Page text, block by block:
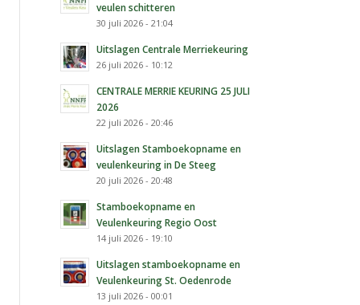
veulen schitteren
30 juli 2026 - 21:04
Uitslagen Centrale Merriekeuring
26 juli 2026 - 10:12
CENTRALE MERRIE KEURING 25 JULI
2026
22 juli 2026 - 20:46
Uitslagen Stamboekopname en
veulenkeuring in De Steeg
20 juli 2026 - 20:48
Stamboekopname en
Veulenkeuring Regio Oost
14 juli 2026 - 19:10
Uitslagen stamboekopname en
Veulenkeuring St. Oedenrode
13 juli 2026 - 00:01